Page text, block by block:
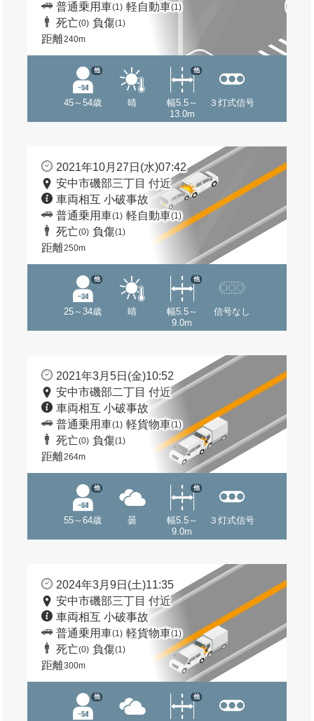
普通乗用車(1) 軽自動車(1)
死亡(0) 負傷(1)
距離240m
45～54歳
他
晴
幅5.5～
13.0m
他
３灯式信号
2021年10月27日(水)07:42
安中市磯部三丁目 付近
車両相互 小破事故
普通乗用車(1) 軽自動車(1)
死亡(0) 負傷(1)
距離250m
25～34歳
他
晴
幅5.5～
9.0m
他
信号なし
2021年3月5日(金)10:52
安中市磯部二丁目 付近
車両相互 小破事故
普通乗用車(1) 軽貨物車(1)
死亡(0) 負傷(1)
距離264m
55～64歳
他
曇
幅5.5～
9.0m
他
３灯式信号
2024年3月9日(土)11:35
安中市磯部三丁目 付近
車両相互 小破事故
普通乗用車(1) 軽貨物車(1)
死亡(0) 負傷(1)
距離300m
他 他